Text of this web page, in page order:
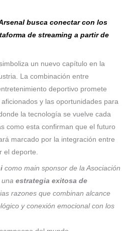
busca conectar con los
de streaming a partir de
un nuevo capítulo en la
La combinación entre
deportivo promete
y las oportunidades para
la tecnología se vuelve cada
como esta confirman que el futuro
marcado por la integración entre
el deporte.
como main sponsor de la Asociación
estrategia exitosa de
razones que combinan alcance
y conexión emocional con los